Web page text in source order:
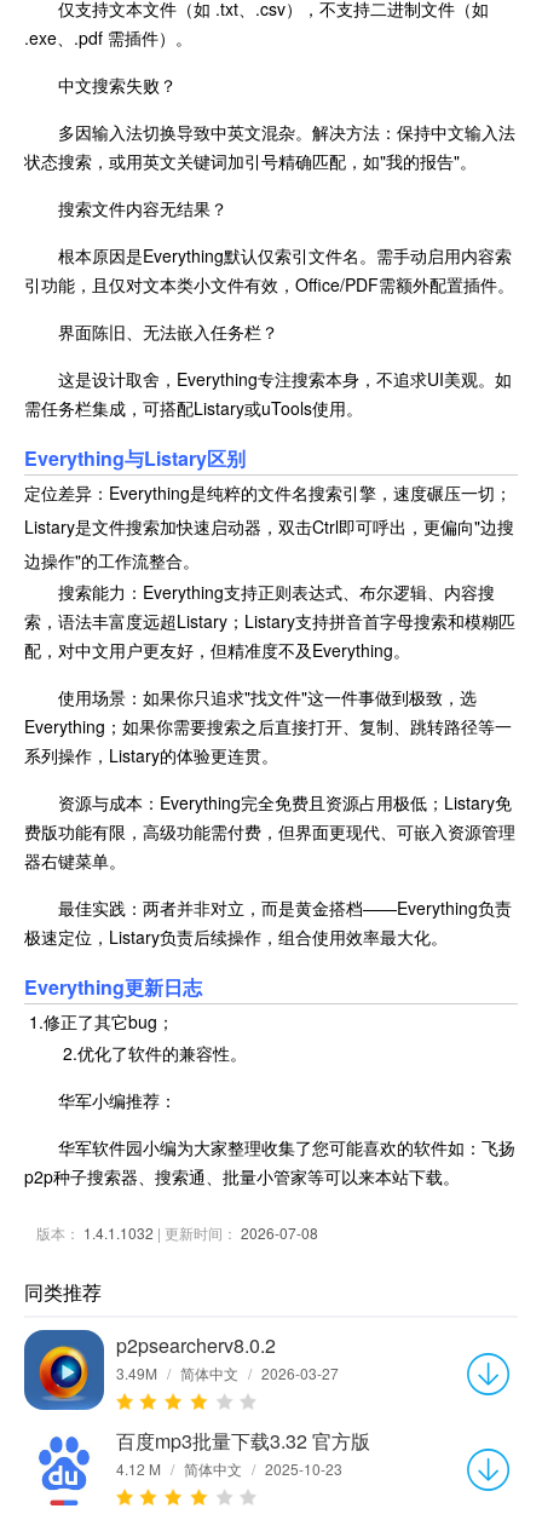
仅支持文本文件（如 .txt、.csv），不支持二进制文件（如
.exe、.pdf 需插件）。
中文搜索失败？
多因输入法切换导致中英文混杂。解决方法：保持中文输入法
状态搜索，或用英文关键词加引号精确匹配，如"我的报告"。
搜索文件内容无结果？
根本原因是Everything默认仅索引文件名。需手动启用内容索
引功能，且仅对文本类小文件有效，Office/PDF需额外配置插件。
界面陈旧、无法嵌入任务栏？
这是设计取舍，Everything专注搜索本身，不追求UI美观。如
需任务栏集成，可搭配Listary或uTools使用。
Everything与Listary区别
定位差异：Everything是纯粹的文件名搜索引擎，速度碾压一切；
Listary是文件搜索加快速启动器，双击Ctrl即可呼出，更偏向"边搜
边操作"的工作流整合。
搜索能力：Everything支持正则表达式、布尔逻辑、内容搜
索，语法丰富度远超Listary；Listary支持拼音首字母搜索和模糊匹
配，对中文用户更友好，但精准度不及Everything。
使用场景：如果你只追求"找文件"这一件事做到极致，选
Everything；如果你需要搜索之后直接打开、复制、跳转路径等一
系列操作，Listary的体验更连贯。
资源与成本：Everything完全免费且资源占用极低；Listary免
费版功能有限，高级功能需付费，但界面更现代、可嵌入资源管理
器右键菜单。
最佳实践：两者并非对立，而是黄金搭档——Everything负责
极速定位，Listary负责后续操作，组合使用效率最大化。
Everything更新日志
1.修正了其它bug；
2.优化了软件的兼容性。
华军小编推荐：
华军软件园小编为大家整理收集了您可能喜欢的软件如：飞扬
p2p种子搜索器、搜索通、批量小管家等可以来本站下载。
版本： 1.4.1.1032 | 更新时间： 2026-07-08
同类推荐
p2psearcherv8.0.2
3.49M / 简体中文 / 2026-03-27
百度mp3批量下载3.32 官方版
4.12 M / 简体中文 / 2025-10-23